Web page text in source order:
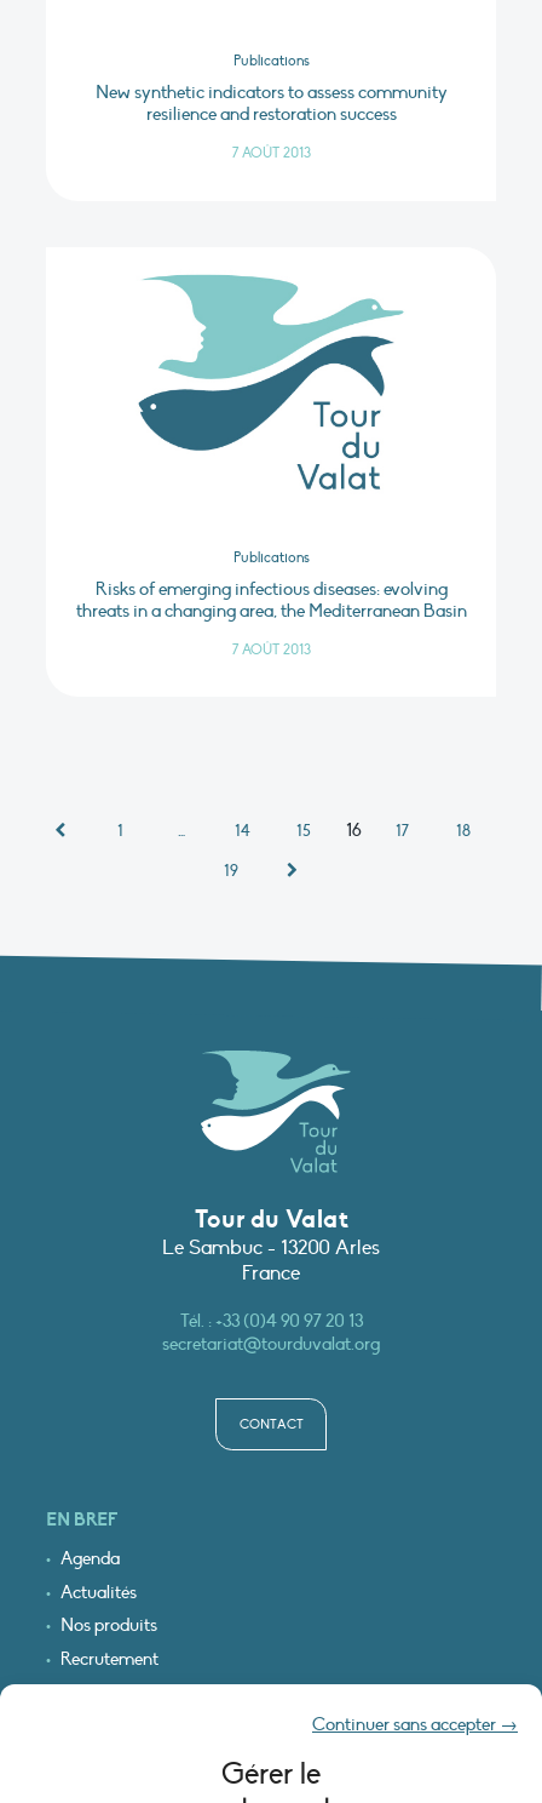
Gérer le
Continuer sans accepter →
Publications
New synthetic indicators to assess community
resilience and restoration success
7 AOÛT 2013
Publications
Risks of emerging infectious diseases: evolving
threats in a changing area, the Mediterranean Basin
7 AOÛT 2013
1 … 14 15 16 17 18
19
Tour du Valat
Le Sambuc - 13200 Arles
France
Tél. :+33 (0)4 90 97 20 13
secretariat@tourduvalat.org
CONTACT
EN BREF
Agenda
Actualités
Nos produits
Recrutement
INFORMATIONS LÉGALES